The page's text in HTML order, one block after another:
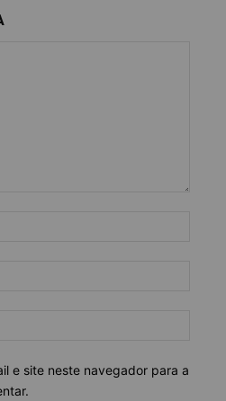
e site neste navegador para a